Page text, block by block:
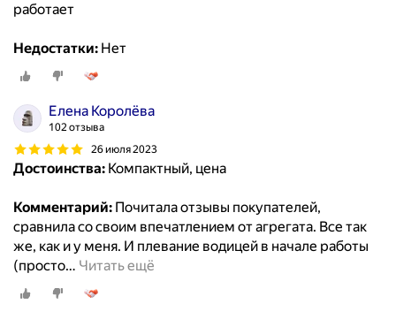
работает
Недостатки: Нет
Елена Королёва
102 отзыва
26 июля 2023
Достоинства: Компактный, цена
Комментарий: Почитала отзывы покупателей,
сравнила со своим впечатлением от агрегата. Все так
же, как и у меня. И плевание водицей в начале работы
(просто… Читать ещё